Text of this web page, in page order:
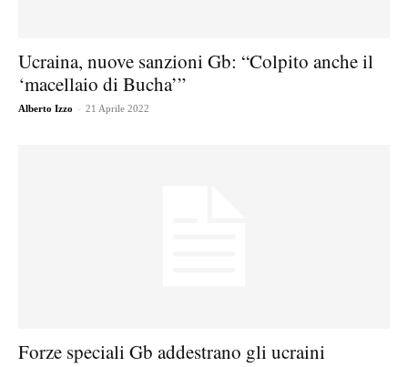
Ucraina, nuove sanzioni Gb: “Colpito anche il
‘macellaio di Bucha’”
Alberto Izzo - 21 Aprile 2022
Forze speciali Gb addestrano gli ucraini